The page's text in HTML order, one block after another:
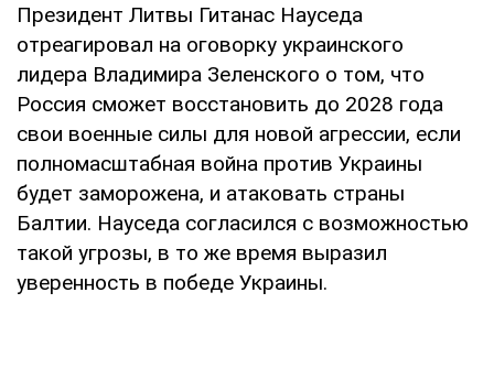
Президент Литвы Гитанас Науседа
отреагировал на оговорку украинского
лидера Владимира Зеленского о том, что
Россия сможет восстановить до 2028 года
свои военные силы для новой агрессии, если
полномасштабная война против Украины
будет заморожена, и атаковать страны
Балтии. Науседа согласился с возможностью
такой угрозы, в то же время выразил
уверенность в победе Украины.